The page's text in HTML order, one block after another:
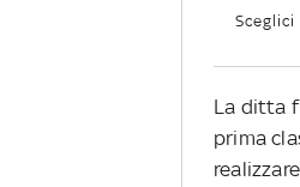
Sceglici
La ditta
prima